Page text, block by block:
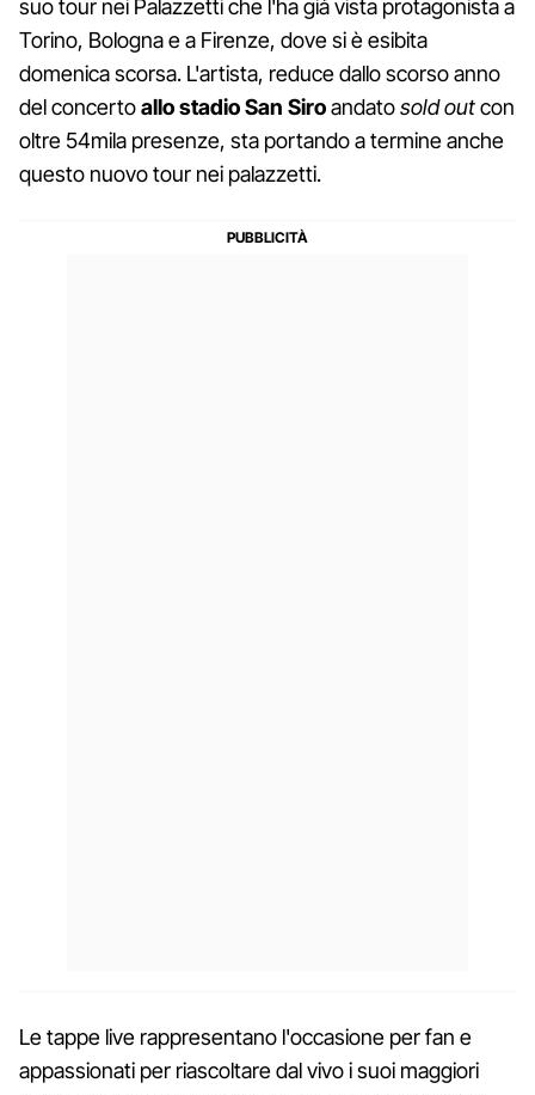
suo tour nei Palazzetti che l'ha già vista protagonista a
Torino, Bologna e a Firenze, dove si è esibita
domenica scorsa. L'artista, reduce dallo scorso anno
del concertoallo stadio San Siroandatosold outcon
oltre 54mila presenze, sta portando a termine anche
questo nuovo tour nei palazzetti.
Le tappe live rappresentano l'occasione per fan e
appassionati per riascoltare dal vivo i suoi maggiori